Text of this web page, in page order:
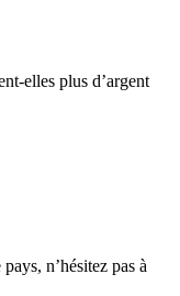
elles plus d’argent
n’hésitez pas à